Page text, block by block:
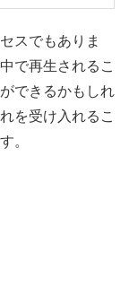
スでもありま
で再生されるこ
できるかもしれ
を受け入れるこ
。